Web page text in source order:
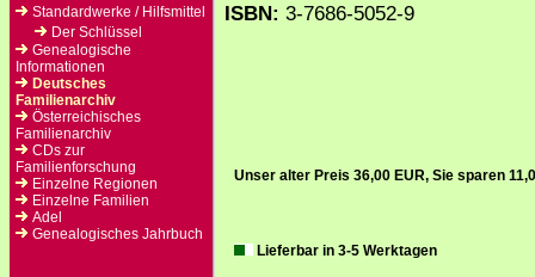
Standardwerke / Hilfsmittel
Der Schlüssel
Genealogische
Informationen
Deutsches
Familienarchiv
Österreichisches
Familienarchiv
CDs zur
Familienforschung
Einzelne Regionen
Einzelne Familien
Adel
Genealogisches Jahrbuch
ISBN: 3-7686-5052-9
Unser alter Preis 36,00 EUR, Sie sparen
Lieferbar in 3-5 Werktagen